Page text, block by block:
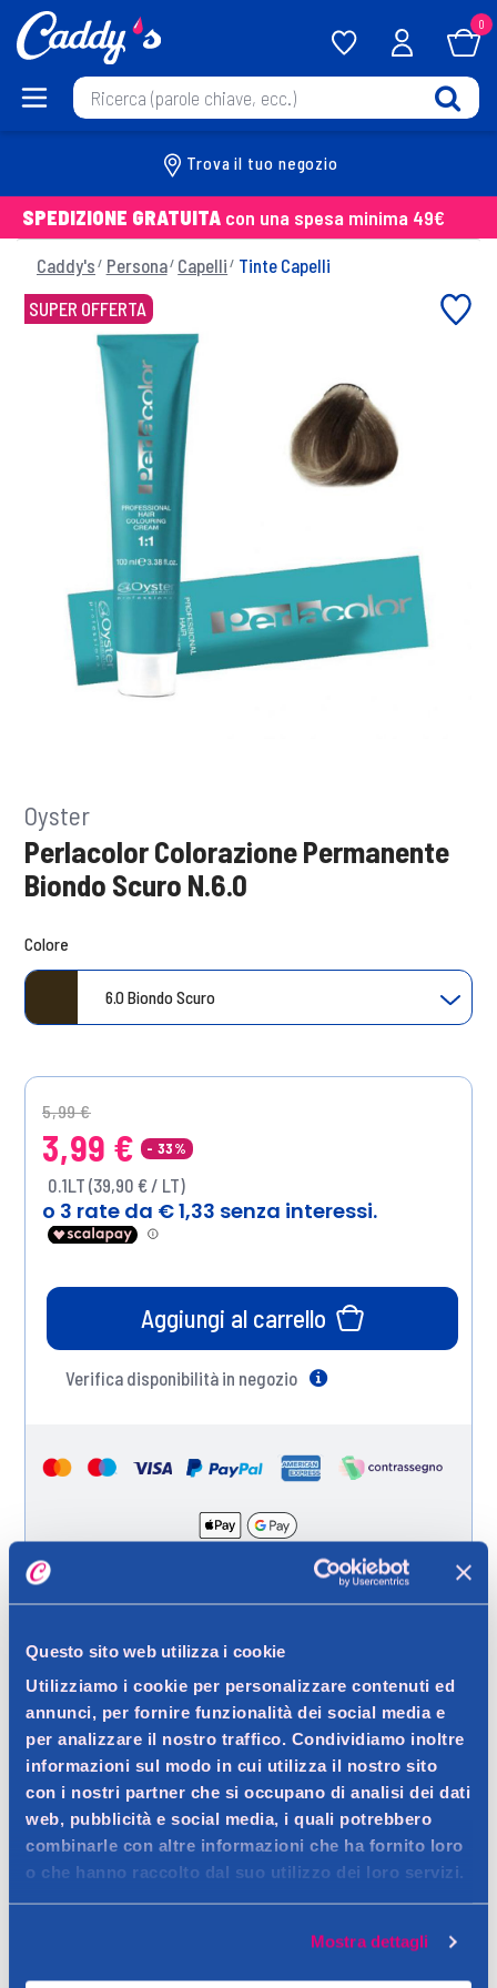
Questo sito web utilizza i cookie
Utilizziamo i cookie per personalizzare contenuti ed
annunci, per fornire funzionalità dei social media e
per analizzare il nostro traffico. Condividiamo inoltre
informazioni sul modo in cui utilizza il nostro sito
con i nostri partner che si occupano di analisi dei dati
web, pubblicità e social media, i quali potrebbero
combinarle con altre informazioni che ha fornito loro
o che hanno raccolto dal suo utilizzo dei loro servizi.
Mostra dettagli
0
Trova il tuo negozio
SPEDIZIONE GRATUITA con una spesa minima 49€
Caddy's Persona Capelli Tinte Capelli
SUPER OFFERTA
Oyster
Perlacolor Colorazione Permanente
Biondo Scuro N.6.0
Colore
6.0 Biondo Scuro
Price reduced from
5,99 €to
3,99 € - 33%
0.1LT (39,90 € / LT)
Aggiungi al carrello
Verifica disponibilità in negozio
Dettagli prodotto
Descrizione